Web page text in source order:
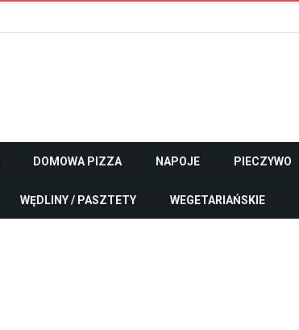
DOMOWA PIZZA NAPOJE PIECZYWO
WĘDLINY / PASZTETY WEGETARIAŃSKIE